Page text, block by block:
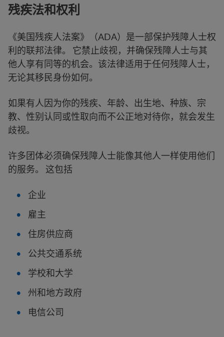
残疾法和权利
《美国残疾人法案》（ADA）是一部保护残障人士权
利的联邦法律。 它禁止歧视，并确保残障人士与其
他人享有同等的机会。该法律适用于任何残障人士，
无论其移民身份如何。
如果有人因为你的残疾、年龄、出生地、种族、宗
教、性别认同或性取向而不公正地对待你，就会发生
歧视。
许多团体必须确保残障人士能像其他人一样使用他们
的服务。 这包括
企业
雇主
住房供应商
公共交通系统
学校和大学
州和地方政府
电信公司